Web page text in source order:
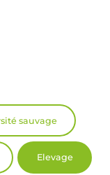
sauvage
Elevage